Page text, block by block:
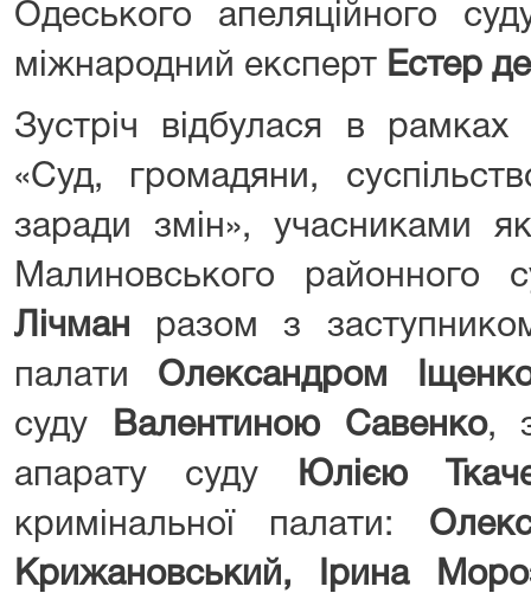
Одеського апеляційного
міжнародний експерт Естер
Зустріч відбулася в
«Суд, громадяни,
заради змін», учасниками
Малиновського
Лічман
разом з
палати Олександром
суду
Валентиною Савенко,
апарату суду
Юлією
кримінальної палати:
Крижановський, Ірина